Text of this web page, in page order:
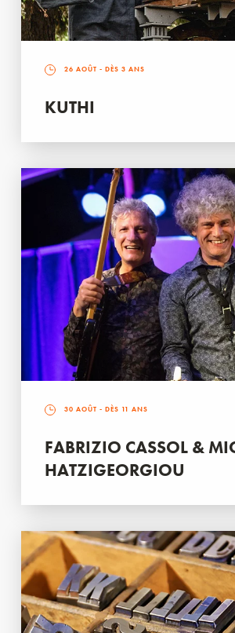
26 AOÛT - DÈS 3 ANS
KUTHI
30 AOÛT - DÈS 11 ANS
FABRIZIO CASSOL &
HATZIGEORGIOU